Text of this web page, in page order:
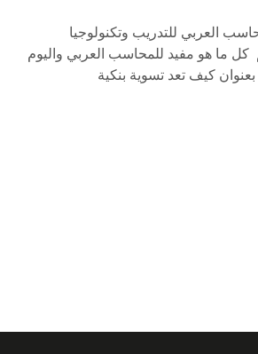
العربي للتدريب وتكنولوجيا
كل ما هو مفيد للمحاسب العربي واليوم
كيف تعد تسوية بنكية